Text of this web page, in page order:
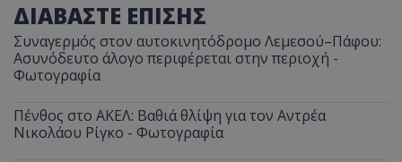
ΔΙΑΒΑΣΤΕ ΕΠΙΣΗΣ
Συναγερμός στον αυτοκινητόδρομο Λεμεσού–Πάφου:
Ασυνόδευτο άλογο περιφέρεται στην περιοχή -
Φωτογραφία
Πένθος στο ΑΚΕΛ: Βαθιά θλίψη για τον Αντρέα
Νικολάου Ρίγκο - Φωτογραφία